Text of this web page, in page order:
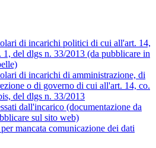
di incarichi politici di cui all'art. 14,
1, del dlgs n. 33/2013 (da pubblicare in
di incarichi di amministrazione, di
o di governo di cui all'art. 14, co.
del dlgs n. 33/2013
dall'incarico (documentazione da
sul sito web)
mancata comunicazione dei dati